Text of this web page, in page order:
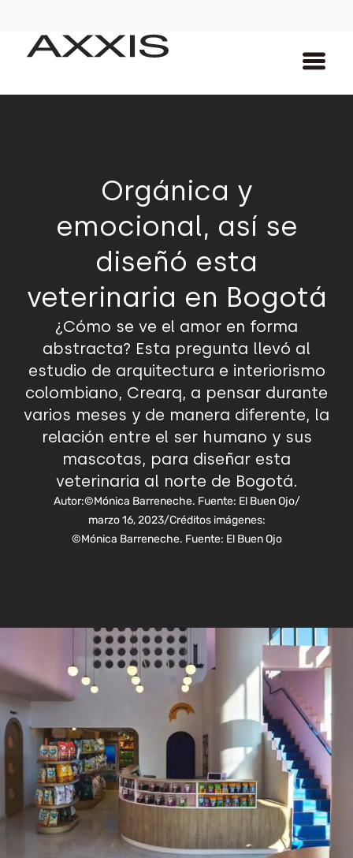
Orgánica y
emocional, así se
diseñó esta
veterinaria en Bogotá
¿Cómo se ve el amor en forma
abstracta? Esta pregunta llevó al
estudio de arquitectura e interiorismo
colombiano, Crearq, a pensar durante
varios meses y de manera diferente, la
relación entre el ser humano y sus
mascotas, para diseñar esta
veterinaria al norte de Bogotá.
Autor:©Mónica Barreneche. Fuente: El Buen Ojo/
marzo 16, 2023/Créditos imágenes:
©Mónica Barreneche. Fuente: El Buen Ojo